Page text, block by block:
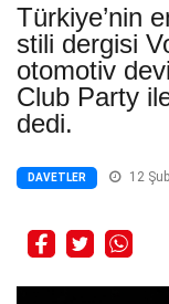
Türkiye’nin
stili dergisi
otomotiv
Club Party
dedi.
DAVETLER 12